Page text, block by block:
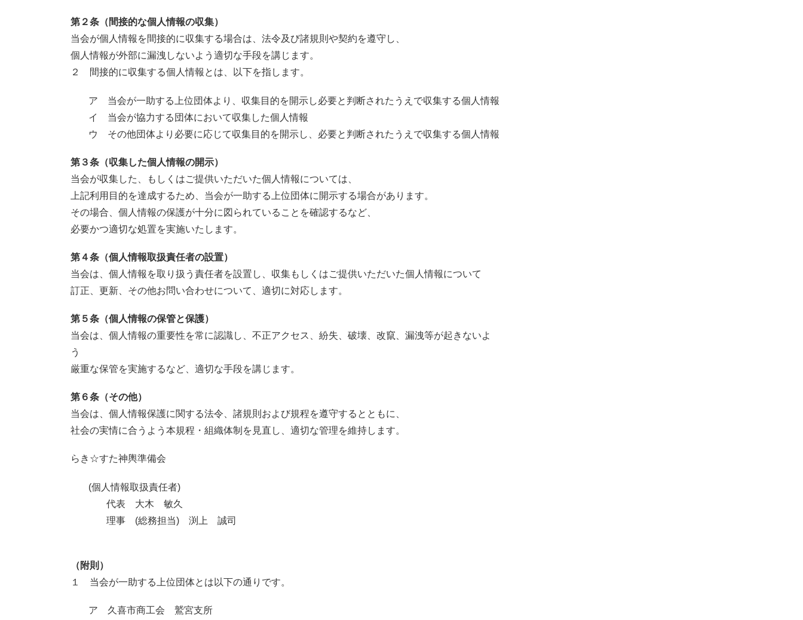
第２条（間接的な個人情報の収集）
当会が個人情報を間接的に収集する場合は、法令及び諸規則や契約を遵守し、
個人情報が外部に漏洩しないよう適切な手段を講じます。
２ 間接的に収集する個人情報とは、以下を指します。
ア 当会が一助する上位団体より、収集目的を開示し必要と判断されたうえで収集する個人情報
イ 当会が協力する団体において収集した個人情報
ウ その他団体より必要に応じて収集目的を開示し、必要と判断されたうえで収集する個人情報
第３条（収集した個人情報の開示）
当会が収集した、もしくはご提供いただいた個人情報については、
上記利用目的を達成するため、当会が一助する上位団体に開示する場合があります。
その場合、個人情報の保護が十分に図られていることを確認するなど、
必要かつ適切な処置を実施いたします。
第４条（個人情報取扱責任者の設置）
当会は、個人情報を取り扱う責任者を設置し、収集もしくはご提供いただいた個人情報について
訂正、更新、その他お問い合わせについて、適切に対応します。
第５条（個人情報の保管と保護）
当会は、個人情報の重要性を常に認識し、不正アクセス、紛失、破壊、改竄、漏洩等が起きないよ
う
厳重な保管を実施するなど、適切な手段を講じます。
第６条（その他）
当会は、個人情報保護に関する法令、諸規則および規程を遵守するとともに、
社会の実情に合うよう本規程・組織体制を見直し、適切な管理を維持します。
らき☆すた神輿準備会
(個人情報取扱責任者)
代表 大木 敏久
理事 (総務担当) 渕上 誠司
（附則）
１ 当会が一助する上位団体とは以下の通りです。
ア 久喜市商工会 鷲宮支所